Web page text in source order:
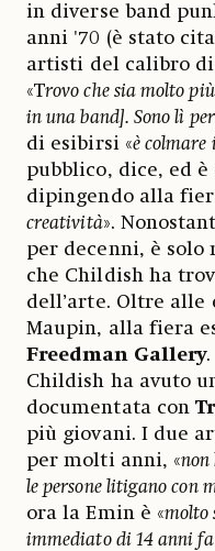
in diverse band
anni '70 (è stato
artisti del calibro di
«Trovo che sia molto
in una band]. Sono lì
di esibirsi «è
pubblico, dice, ed
dipingendo alla
creatività».
per decenni, è
che Childish ha
dell’arte. Oltre alle
Maupin, alla fiera
Freedman Gallery.
Childish ha avuto
documentata con
più giovani. I due
per molti anni, «non
le persone litigano con
ora la Emin è «molto
immediato di 14 anni fa